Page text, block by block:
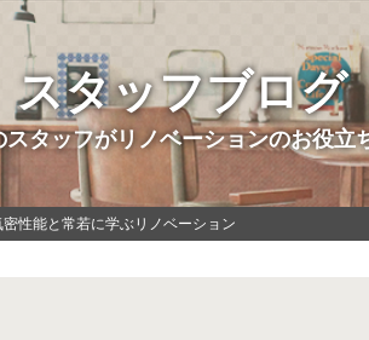
スタッフブログ
タッフがリノベーションのお役立
性能と常若に学ぶリノベーション